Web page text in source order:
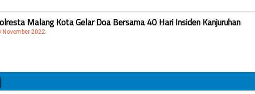
Malang Kota Gelar Doa Bersama 40 Hari Insiden Kanjuruhan
November 2022